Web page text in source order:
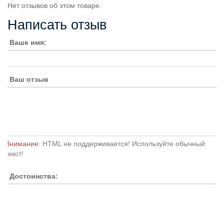
Нет отзывов об этом товаре.
Написать отзыв
Ваше имя:
Ваш отзыв
Внимание: HTML не поддерживается! Используйте обычный
текст!
Достоинства: